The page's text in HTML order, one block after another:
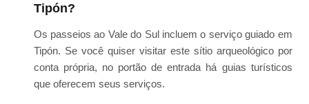
Tipón?
Os passeios ao Vale do Sul incluem o serviço guiado em
Tipón. Se você quiser visitar este sítio arqueológico por
conta própria, no portão de entrada há guias turísticos
que oferecem seus serviços.